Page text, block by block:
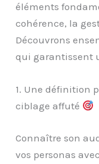
éléments
cohérence, la
Découvrons
qui garantissent
1. Une définition
ciblage affuté
Connaître son
vos personas